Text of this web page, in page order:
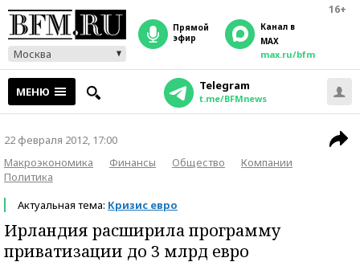
16+
Москва
прямой
эфир
Канал в
MAX
max.ru/bfm
МЕНЮ Telegram
t.me/BFMnews
22 февраля 2012, 17:00
Макроэкономика
Финансы Общество
Компании
Политика
Актуальная тема: Кризис евро
Ирландия расширила программу
приватизации до 3 млрд евро